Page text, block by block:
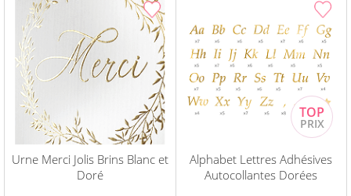
Urne Merci Jolis Brins Blanc et
Doré
Alphabet Lettres Adhésives
Autocollantes Dorées